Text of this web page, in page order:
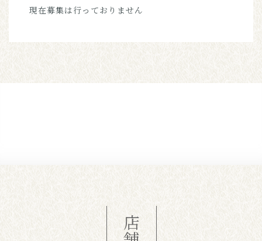
現在募集は行っておりません